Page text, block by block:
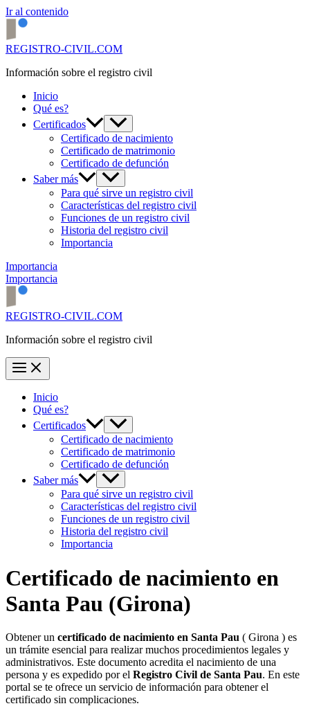
Ir al contenido
REGISTRO-CIVIL.COM
Información sobre el registro civil
Inicio
Qué es?
Certificados
Certificado de nacimiento
Certificado de matrimonio
Certificado de defunción
Saber más
Para qué sirve un registro civil
Características del registro civil
Funciones de un registro civil
Historia del registro civil
Importancia
Importancia
Importancia
REGISTRO-CIVIL.COM
Información sobre el registro civil
Inicio
Qué es?
Certificados
Certificado de nacimiento
Certificado de matrimonio
Certificado de defunción
Saber más
Para qué sirve un registro civil
Características del registro civil
Funciones de un registro civil
Historia del registro civil
Importancia
Certificado de nacimiento en
Santa Pau (Girona)
Obtener un certificado de nacimiento en Santa Pau ( Girona ) es
un trámite esencial para realizar muchos procedimientos legales y
administrativos. Este documento acredita el nacimiento de una
persona y es expedido por el Registro Civil de Santa Pau. En este
portal se te ofrece un servicio de información para obtener el
certificado sin complicaciones.